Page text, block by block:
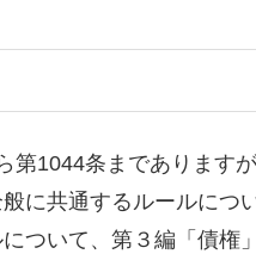
1044条まであります
に共通するルールに
ついて、第３編「債権